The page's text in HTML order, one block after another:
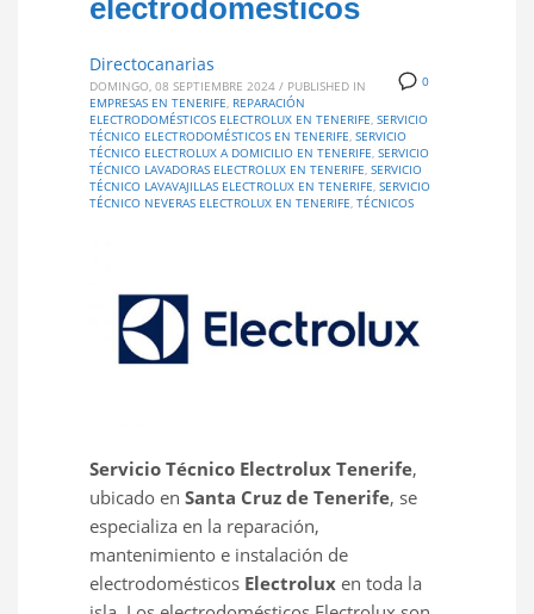
electrodomésticos
0
Directocanarias
DOMINGO, 08 SEPTIEMBRE 2024 / PUBLISHED IN
EMPRESAS EN TENERIFE, REPARACIÓN
ELECTRODOMÉSTICOS ELECTROLUX EN TENERIFE, SERVICIO
TÉCNICO ELECTRODOMÉSTICOS EN TENERIFE, SERVICIO
TÉCNICO ELECTROLUX A DOMICILIO EN TENERIFE, SERVICIO
TÉCNICO LAVADORAS ELECTROLUX EN TENERIFE, SERVICIO
TÉCNICO LAVAVAJILLAS ELECTROLUX EN TENERIFE, SERVICIO
TÉCNICO NEVERAS ELECTROLUX EN TENERIFE, TÉCNICOS
Servicio Técnico Electrolux Tenerife,
ubicado en Santa Cruz de Tenerife, se
especializa en la reparación,
mantenimiento e instalación de
electrodomésticos Electrolux en toda la